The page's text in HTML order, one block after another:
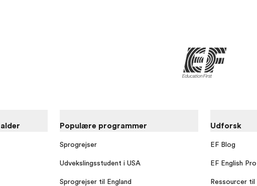
Populære programmer
Sprogrejser
Udvekslingsstudent i USA
Sprogrejser til England
Udforsk
EF Blog
EF English
Ressourcer